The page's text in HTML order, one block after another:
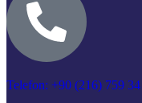
Telefon: +90 (216) 759